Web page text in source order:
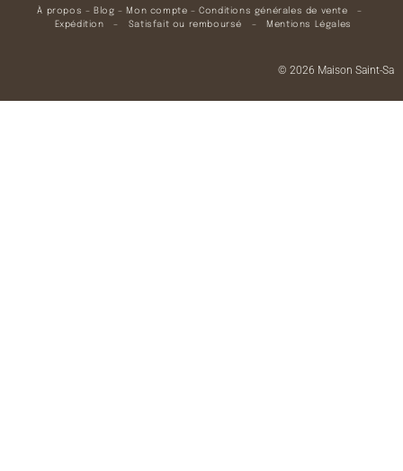
À propos – Blog – Mon compte –Conditions générales de vente –
Expédition – Satisfait ou remboursé – Mentions Légales
© 2026 Maison Saint-Sa